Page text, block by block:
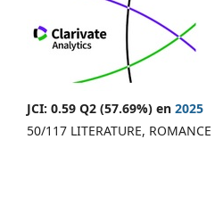
JCI: 0.59 Q2 (57.69%) en 2025
50/117 LITERATURE, ROMANCE